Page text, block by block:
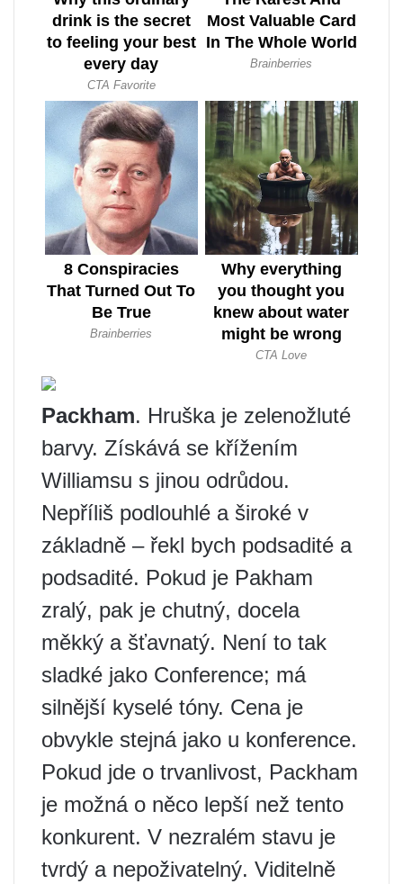
Packham. Hruška je zelenožluté
barvy. Získává se křížením
Williamsu s jinou odrůdou.
Nepříliš podlouhlé a široké v
základně – řekl bych podsadité a
podsadité. Pokud je Pakham
zralý, pak je chutný, docela
měkký a šťavnatý. Není to tak
sladké jako Conference; má
silnější kyselé tóny. Cena je
obvykle stejná jako u konference.
Pokud jde o trvanlivost, Packham
je možná o něco lepší než tento
konkurent. V nezralém stavu je
tvrdý a nepoživatelný. Viditelně